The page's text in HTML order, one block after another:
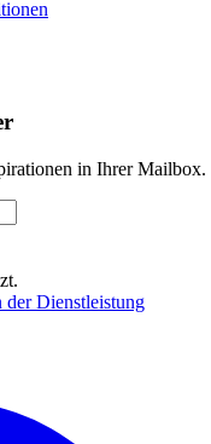
in Ihrer Mailbox.
der Dienstleistung